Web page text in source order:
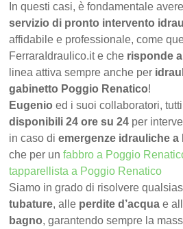
In questi casi, è fondamentale
servizio di pronto intervento
affidabile e professionale, come
FerraraIdraulico.it e che risponde
linea attiva sempre anche per
gabinetto Poggio Renatico!
Eugenio ed i suoi collaboratori,
disponibili 24 ore su 24 per
in caso diemergenze idrauliche
che per unfabbro a Poggio
tapparellista a Poggio Renatico
Siamo in grado di risolvere
tubature, alle perdite d’acqua e
bagno, garantendo sempre la